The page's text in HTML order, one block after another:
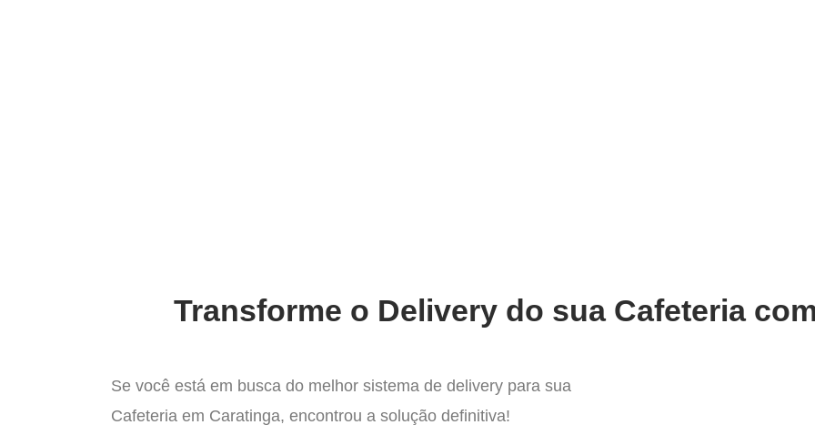
Transforme o Delivery do sua Cafeteria
Se você está em busca do melhor sistema de delivery para sua
Cafeteria em Caratinga, encontrou a solução definitiva!